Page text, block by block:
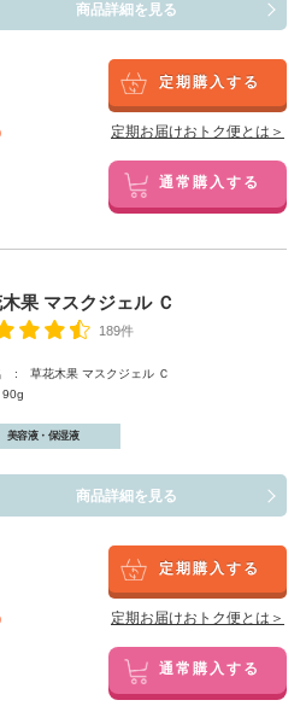
商品詳細を見る
定期購入する
定期お届けおトク便とは＞
通常購入する
果 マスクジェル Ｃ
189件
: 草花木果 マスクジェル Ｃ
90g
美容液・保湿液
商品詳細を見る
定期購入する
定期お届けおトク便とは＞
通常購入する